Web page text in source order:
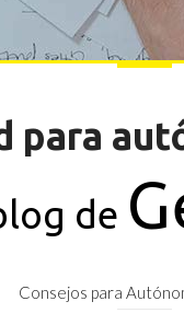
para
de
Consejos para